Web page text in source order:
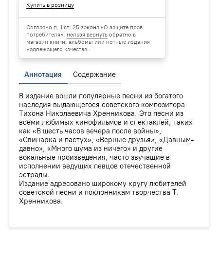
Купить в розницу
Согласно п. 1 ст. 25 закона «О защите прав
потребителя», нельзя вернуть обратно в
магазин книги, альбомы или нотные издания
надлежащего качества.
Аннотация Содержание
В издание вошли популярные песни из богатого
наследия выдающегося советского композитора
Тихона Николаевича Хренникова. Это песни из
всеми любимых кинофильмов и спектаклей, таких
как «В шесть часов вечера после войны»,
«Свинарка и пастух», «Верные друзья», «Давным-
давно», «Много шума из ничего» и другие
вокальные произведения, часто звучащие в
исполнении ведущих певцов отечественной
эстрады.
Издание адресовано широкому кругу любителей
советской песни и поклонникам творчества Т.
Хренникова.